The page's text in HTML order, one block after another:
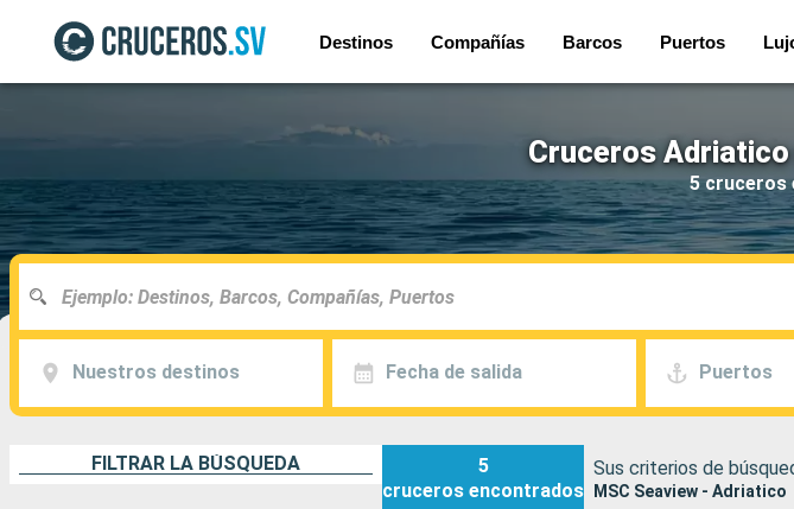
Destinos Compañías Barcos Puertos
Cruceros Adriatico
5 cruceros
Nuestros destinos Fecha de salida Puertos
FILTRAR LA BÚSQUEDA
5
cruceros encontrados
Sus criterios de
MSC Seaview - Adriatico